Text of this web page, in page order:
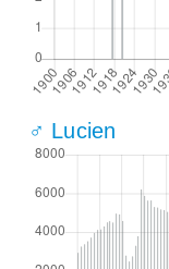
♂ Lucien